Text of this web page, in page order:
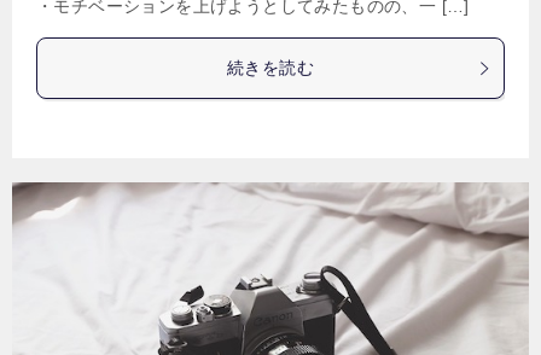
・モチベーションを上げようとしてみたものの、一 […]
続きを読む